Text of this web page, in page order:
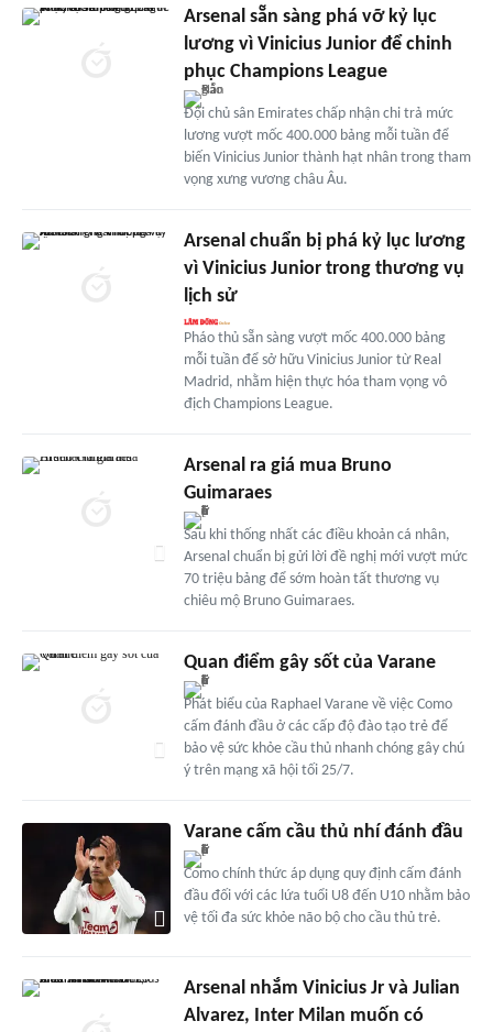
Arsenal sẵn sàng phá vỡ kỷ lục
lương vì Vinicius Junior để chinh
phục Champions League
Đội chủ sân Emirates chấp nhận chi trả mức
lương vượt mốc 400.000 bảng mỗi tuần để
biến Vinicius Junior thành hạt nhân trong tham
vọng xưng vương châu Âu.
Arsenal chuẩn bị phá kỷ lục lương
vì Vinicius Junior trong thương vụ
lịch sử
Pháo thủ sẵn sàng vượt mốc 400.000 bảng
mỗi tuần để sở hữu Vinicius Junior từ Real
Madrid, nhằm hiện thực hóa tham vọng vô
địch Champions League.
Arsenal ra giá mua Bruno
Guimaraes
Sau khi thống nhất các điều khoản cá nhân,
Arsenal chuẩn bị gửi lời đề nghị mới vượt mức
70 triệu bảng để sớm hoàn tất thương vụ
chiêu mộ Bruno Guimaraes.
Quan điểm gây sốt của Varane
Phát biểu của Raphael Varane về việc Como
cấm đánh đầu ở các cấp độ đào tạo trẻ để
bảo vệ sức khỏe cầu thủ nhanh chóng gây chú
ý trên mạng xã hội tối 25/7.
Varane cấm cầu thủ nhí đánh đầu
Como chính thức áp dụng quy định cấm đánh
đầu đối với các lứa tuổi U8 đến U10 nhằm bảo
vệ tối đa sức khỏe não bộ cho cầu thủ trẻ.
Arsenal nhắm Vinicius Jr và Julian
Alvarez, Inter Milan muốn có